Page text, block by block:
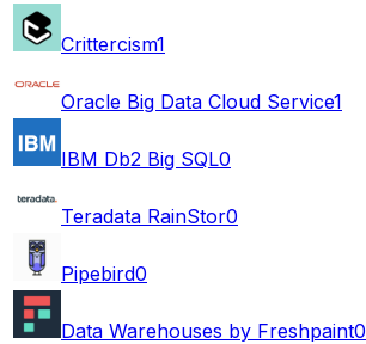
Crittercism1
Oracle Big Data Cloud Service1
IBM Db2 Big SQL0
Teradata RainStor0
Pipebird0
Data Warehouses by Freshpaint0